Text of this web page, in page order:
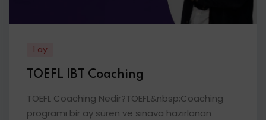
1 ay
TOEFL IBT Coaching
TOEFL Coaching Nedir?TOEFL&nbsp;Coaching
programı bir ay süren ve sınava hazırlanan